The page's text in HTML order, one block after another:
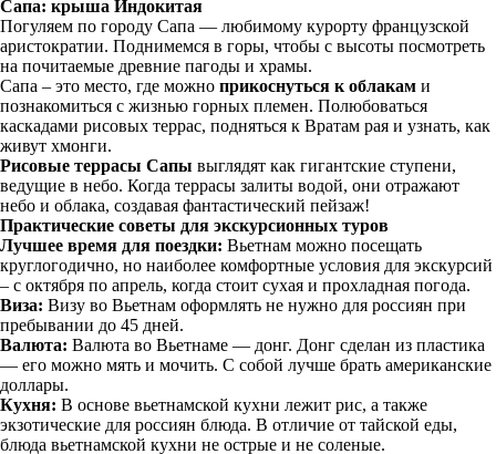
Сапа: крыша Индокитая
Погуляем по городу Сапа — любимому курорту французской
аристократии. Поднимемся в горы, чтобы с высоты посмотреть
на почитаемые древние пагоды и храмы.
Сапа – это место, где можно прикоснуться к облакам и
познакомиться с жизнью горных племен. Полюбоваться
каскадами рисовых террас, подняться к Вратам рая и узнать, как
живут хмонги.
Рисовые террасы Сапы выглядят как гигантские ступени,
ведущие в небо. Когда террасы залиты водой, они отражают
небо и облака, создавая фантастический пейзаж!
Практические советы для экскурсионных туров
Лучшее время для поездки: Вьетнам можно посещать
круглогодично, но наиболее комфортные условия для экскурсий
– с октября по апрель, когда стоит сухая и прохладная погода.
Виза: Визу во Вьетнам оформлять не нужно для россиян при
пребывании до 45 дней.
Валюта: Валюта во Вьетнаме — донг. Донг сделан из пластика
— его можно мять и мочить. С собой лучше брать американские
доллары.
Кухня: В основе вьетнамской кухни лежит рис, а также
экзотические для россиян блюда. В отличие от тайской еды,
блюда вьетнамской кухни не острые и не соленые.